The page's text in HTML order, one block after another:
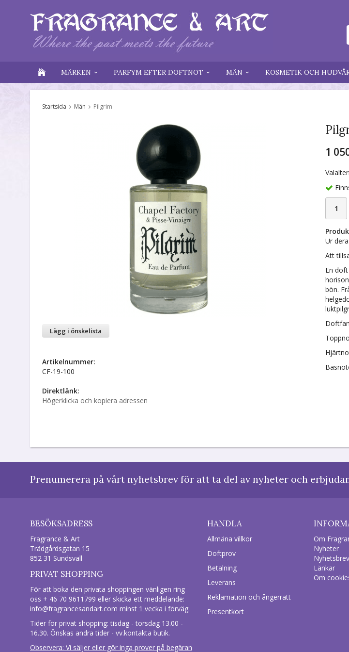
MÄRKEN PARFYM EFTER DOFTNOT MÄN KOSMETIK OCH
Startsida Män Pilgrim
1
Ur
Att
En
bön.
Lägg i önskelista
Artikelnummer:
CF-19-100
Direktlänk:
Högerklicka och kopiera adressen
Prenumerera på vårt nyhetsbrev för att ta del av nyheter och
BESÖKSADRESS
Fragrance & Art
Trädgårdsgatan 15
852 31 Sundsvall
PRIVAT SHOPPING
För att boka den privata shoppingen vänligen ring
oss + 46 70 9611799 eller skicka ett meddelande:
info@fragrancesandart.com minst 1 vecka i förväg.
Tider för privat shopping: tisdag - torsdag 13.00 -
16.30. Önskas andra tider - vv.kontakta butik.
Observera: Vi säljer eller gör inga prover på begäran
HANDLA
Allmäna villkor
Doftprov
Betalning
Leverans
Reklamation och ångerrätt
Presentkort
Om
Nyheter
Nyhetsbrev
Länkar
Om